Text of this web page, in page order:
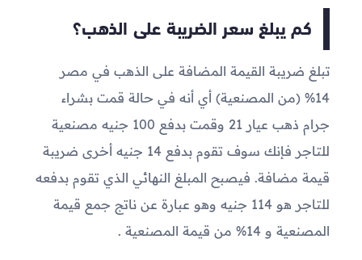
كم يبلغ سعر الضريبة على الذهب؟
تبلغ ضريبة القيمة المضافة على الذهب في مصر
14% (من المصنعية) أي أنه في حالة قمت بشراء
جرام ذهب عيار 21 وقمت بدفع 100 جنيه مصنعية
للتاجر فإنك سوف تقوم بدفع 14 جنيه أخرى ضريبة
قيمة مضافة. فيصبح المبلغ النهائي الذي تقوم بدفعه
للتاجر هو 114 جنيه وهو عبارة عن ناتج جمع قيمة
المصنعية و 14% من قيمة المصنعية .